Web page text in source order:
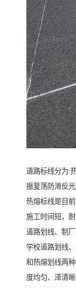
道路标线分为:
振复荡防滑反
热熔标线是目
施工时间短，耐
道路划线、制
学校道路划线
和热熔划线两
度均匀、泽清